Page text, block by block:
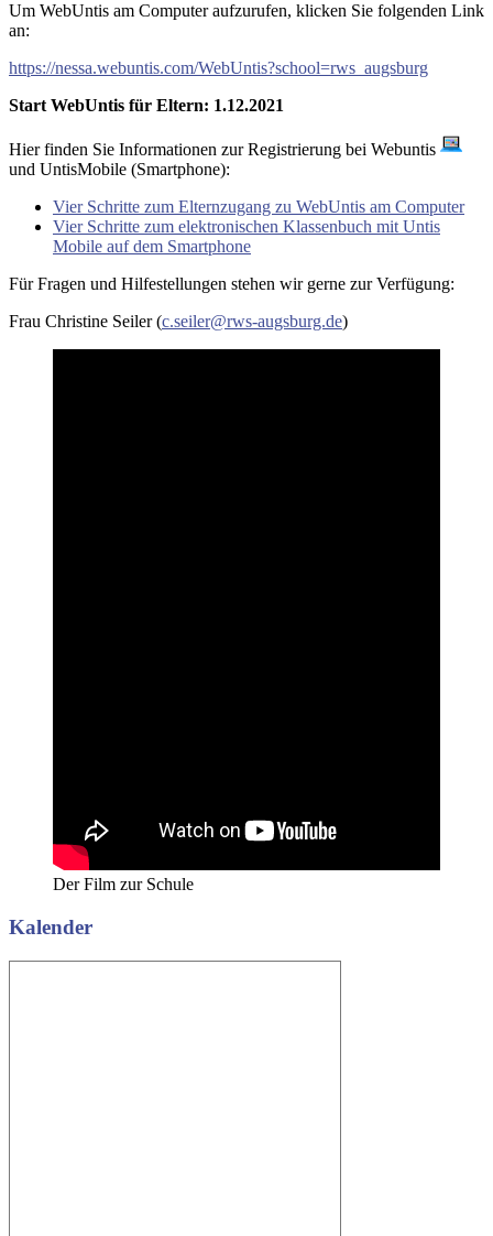
Um WebUntis am Computer aufzurufen, klicken Sie folgenden Link
an:
https://nessa.webuntis.com/WebUntis?school=rws_augsburg
Start WebUntis für Eltern: 1.12.2021
Hier finden Sie Informationen zur Registrierung bei Webuntis
und UntisMobile (Smartphone):
Vier Schritte zum Elternzugang zu WebUntis am Computer
Vier Schritte zum elektronischen Klassenbuch mit Untis
Mobile auf dem Smartphone
Für Fragen und Hilfestellungen stehen wir gerne zur Verfügung:
Frau Christine Seiler (c.seiler@rws-augsburg.de)
Der Film zur Schule
Kalender